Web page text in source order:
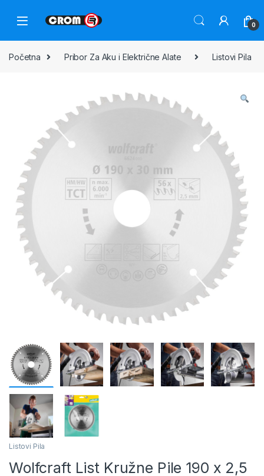
0
Početna Pribor Za Aku i Električne Alate Listovi Pila
Listovi Pila
Wolfcraft List Kružne Pile 190 x 2,5